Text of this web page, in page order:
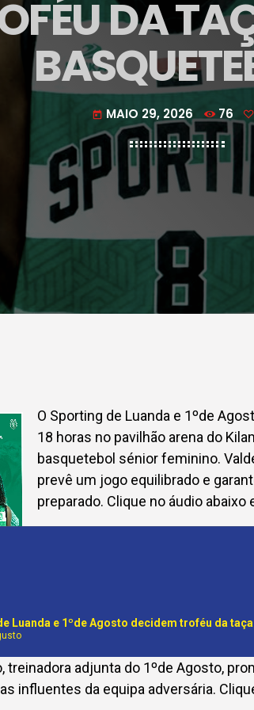
DA
today MAIO 29, 2026 76
O Sporting de Luanda e 1ºde
18 horas no pavilhão arena do
basquetebol sénior feminino.
prevê um jogo equilibrado e
preparado. Clique no áudio abaixo
Luanda e 1ºde Agosto decidem troféu da
treinadora adjunta do 1ºde Agosto,
influentes da equipa adversária.